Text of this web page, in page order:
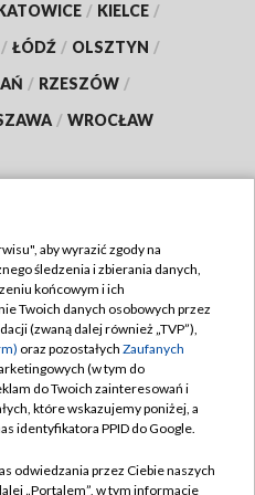
/ KIELCE /
/ ŁÓDŹ / OLSZTYN /
/ RZESZÓW /
/ WROCŁAW
TVP
zgody
aby wyrazić zgody na
śledzenia i zbierania danych,
końcowym i ich
Twoich danych osobowych przez
(zwaną dalej również „TVP”),
oraz pozostałych Zaufanych
(w tym do
do Twoich zainteresowań i
które wskazujemy poniżej, a
identyfikatora PPID do Google.
odwiedzania przez Ciebie naszych
„Portalem”, w tym informacje